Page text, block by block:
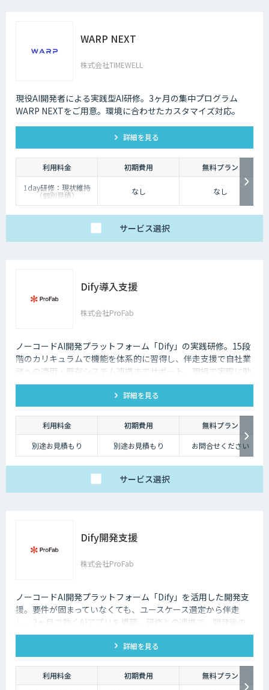
WARP NEXT
株式会社TIMEWELL
現役AI開発者による実践型AI研修。3ヶ月の集中プログラム
WARP NEXTをご用意。環境に合わせたカスタマイズ対応。
詳細を見る
利用料金 初期費用
無料プラン
1day研修：現状維持
（個別見積）
スタンダードプラン：
なし なし
サービス選択
Dify導入支援
株式会社ProFab
ノーコードAI開発プラットフォーム「Dify」の実践研修。15段
階のカリキュラムで機能を体系的に習得し、伴走支援で自社業
務への適用・既存システム連携までサポート。現場で実際に動
くAIツールを自分たちで作れる状態を目指します。
詳細を見る
利用料金 初期費用
無料プラン
別途お見積もり
別途お見積もり お問合せください
サービス選択
Dify開発支援
株式会社ProFab
ノーコードAI開発プラットフォーム「Dify」を活用した開発支
援。要件が固まっていなくても、ユースケース選定から伴走
し、2ヶ月で動くAIアプリを構築。研修との連携で、開発後の
内製化・自走までサポートします。
詳細を見る
利用料金 初期費用
無料プラン